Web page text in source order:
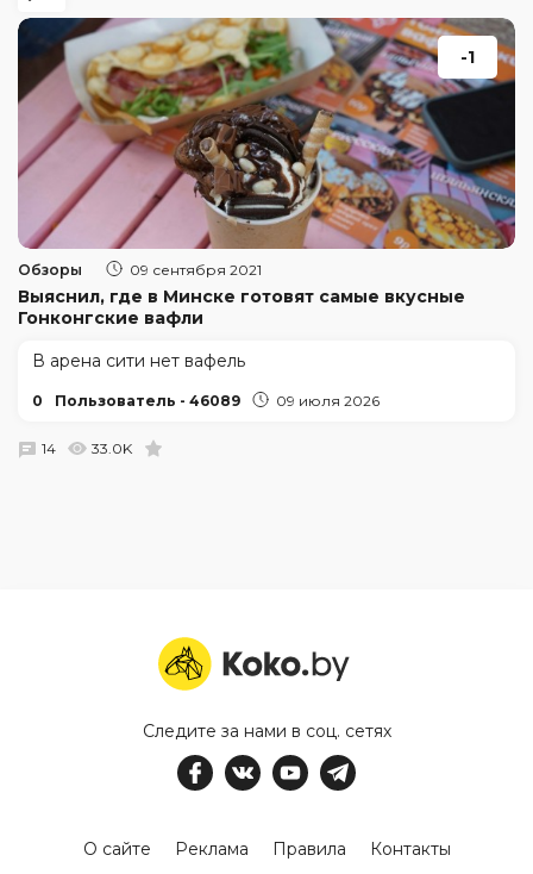
-1
Обзоры 09 сентября 2021
Выяснил, где в Минске готовят самые вкусные
Гонконгские вафли
В арена сити нет вафель
0 Пользователь - 46089 09 июля 2026
14 33.0K
Следите за нами в соц. сетях
О сайте Реклама Правила Контакты